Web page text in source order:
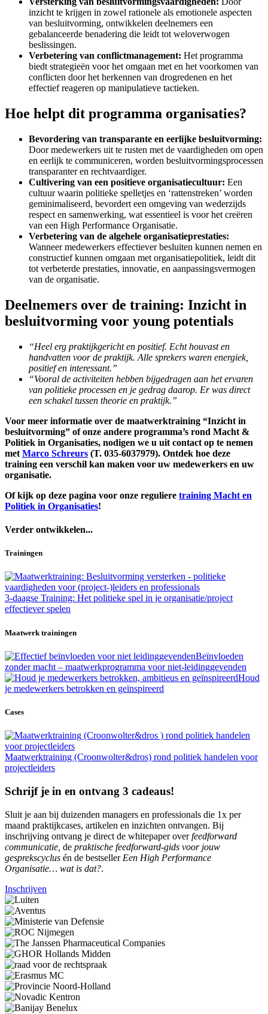
inzicht te krijgen in zowel rationele als emotionele aspecten
van besluitvorming, ontwikkelen deelnemers een
gebalanceerde benadering die leidt tot weloverwogen
beslissingen.
Verbetering van conflictmanagement: Het programma
biedt strategieën voor het omgaan met en het voorkomen van
conflicten door het herkennen van drogredenen en het
effectief reageren op manipulatieve tactieken.
Hoe helpt dit programma organisaties?
Bevordering van transparante en eerlijke besluitvorming:
Door medewerkers uit te rusten met de vaardigheden om open
en eerlijk te communiceren, worden besluitvormingsprocessen
transparanter en rechtvaardiger.
Cultivering van een positieve organisatiecultuur: Een
cultuur waarin politieke spelletjes en ‘rattenstreken’ worden
geminimaliseerd, bevordert een omgeving van wederzijds
respect en samenwerking, wat essentieel is voor het creëren
van een High Performance Organisatie.
Verbetering van de algehele organisatieprestaties:
Wanneer medewerkers effectiever besluiten kunnen nemen en
constructief kunnen omgaan met organisatiepolitiek, leidt dit
tot verbeterde prestaties, innovatie, en aanpassingsvermogen
van de organisatie.
Deelnemers over de training: Inzicht in
besluitvorming voor young potentials
“Heel erg praktijkgericht en positief. Echt houvast en
handvatten voor de praktijk. Alle sprekers waren energiek,
positief en interessant.”
“Vooral de activiteiten hebben bijgedragen aan het ervaren
van politieke processen en je gedrag daarop. Er was direct
een schakel tussen theorie en praktijk.”
Voor meer informatie over de maatwerktraining “Inzicht in
besluitvorming” of onze andere programma’s rond Macht &
Politiek in Organisaties, nodigen we u uit contact op te nemen
met Marco Schreurs (T. 035-6037979). Ontdek hoe deze
training een verschil kan maken voor uw medewerkers en uw
organisatie.
Of kijk op deze pagina voor onze reguliere training Macht en
Politiek in Organisaties!
Verder ontwikkelen...
Trainingen
3-daagse Training: Het politieke spel in je organisatie/project
effectiever spelen
Maatwerk trainingen
Beïnvloeden
zonder macht – maatwerkprogramma voor niet-leidinggevenden
Houd
je medewerkers betrokken en geïnspireerd
Cases
Maatwerktraining (Croonwolter&dros) rond politiek handelen voor
projectleiders
Schrijf je in en ontvang 3 cadeaus!
Sluit je aan bij duizenden managers en professionals die 1x per
maand praktijkcases, artikelen en inzichten ontvangen. Bij
inschrijving ontvang je direct de whitepaper overfeedforward
communicatie, de praktische feedforward-gids voor jouw
gesprekscyclus én de bestseller Een High Performance
Organisatie… wat is dat?.
Inschrijven